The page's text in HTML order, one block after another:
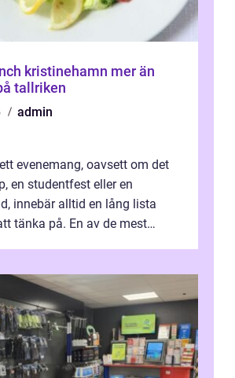
kristinehamn mer än
tallriken
admin
evenemang, oavsett om det
en studentfest eller en
innebär alltid en lång lista
tänka på. En av de mest